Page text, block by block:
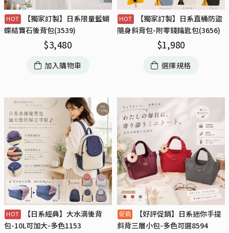
【獨家訂製】日系限量藍蝴
蝶結寶石後背包(3539)
$3,480
加入購物車
【獨家訂製】日系直桶防盜
隨身斜背包-附零錢鑰匙包(3656)
$1,980
選擇規格
【日系經典】大水滴後背
包-10L可加大-多色1153
【好評促銷】日系迷你手提
斜背三層小包-多色可選8594